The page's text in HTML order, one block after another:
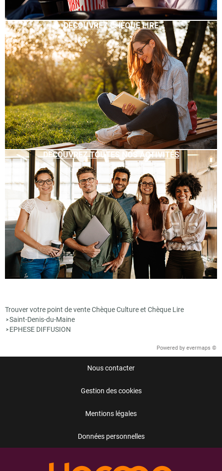
DÉCOUVREZ CHÈQUE LIRE
DÉCOUVREZ TOUTES NOS ACTIVITÉS
Trouver votre point de vente Chèque Culture et Chèque Lire
>Saint-Denis-du-Maine
> EPHESE DIFFUSION
Powered by evermaps ©
Nous contacter
Gestion des cookies
Mentions légales
Données personnelles